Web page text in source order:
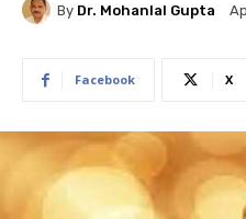
By Dr. Mohanlal Gupta
Facebook X